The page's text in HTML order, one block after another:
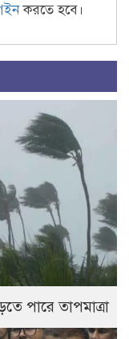
করতে হবে।
পারে তাপমাত্রা